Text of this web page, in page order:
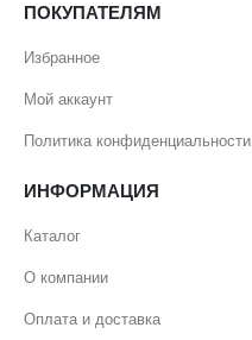
ПОКУПАТЕЛЯМ
Избранное
Мой аккаунт
Политика конфиденциальности
ИНФОРМАЦИЯ
Каталог
О компании
Оплата и доставка